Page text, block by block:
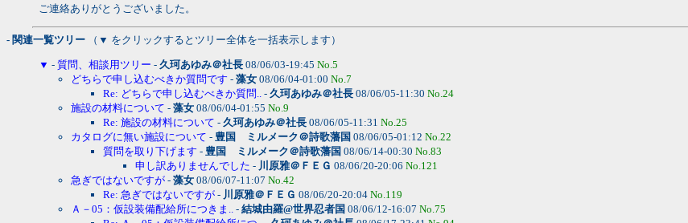
ご連絡ありがとうございました。
- 関連一覧ツリー （▼ をクリックするとツリー全体を一括表示します）
▼ - 質問、相談用ツリー - 久珂あゆみ＠社長 08/06/03-19:45 No.5
どちらで申し込むべきか質問です - 藻女 08/06/04-01:00 No.7
Re: どちらで申し込むべきか質問.. - 久珂あゆみ＠社長 08/06/05-11:30 No.24
施設の材料について - 藻女 08/06/04-01:55 No.9
Re: 施設の材料について - 久珂あゆみ＠社長 08/06/05-11:31 No.25
カタログに無い施設について - 豊国 ミルメーク＠詩歌藩国 08/06/05-01:12 No.22
質問を取り下げます - 豊国 ミルメーク＠詩歌藩国 08/06/14-00:30 No.83
申し訳ありませんでした - 川原雅＠ＦＥＧ 08/06/20-20:06 No.121
急ぎではないですが - 藻女 08/06/07-11:07 No.42
Re: 急ぎではないですが - 川原雅＠ＦＥＧ 08/06/20-20:04 No.119
Ａ－05：仮設装備配給所につきま.. - 結城由羅@世界忍者国 08/06/12-16:07 No.75